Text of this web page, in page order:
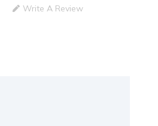
Write A Review